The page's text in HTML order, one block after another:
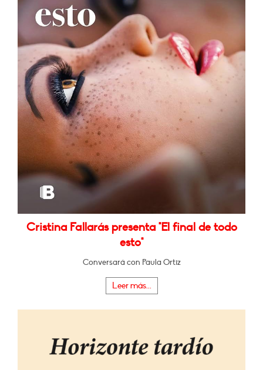
Cristina Fallarás presenta "El final de todo
esto"
Conversará con Paula Ortiz
Leer más...